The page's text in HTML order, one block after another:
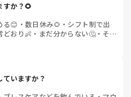
すか？🌻
る😊 ・ 数日休み🌻 ・ シフト制で出
どおり👶 ・ まだ分からない🤔・ その
ていますか？